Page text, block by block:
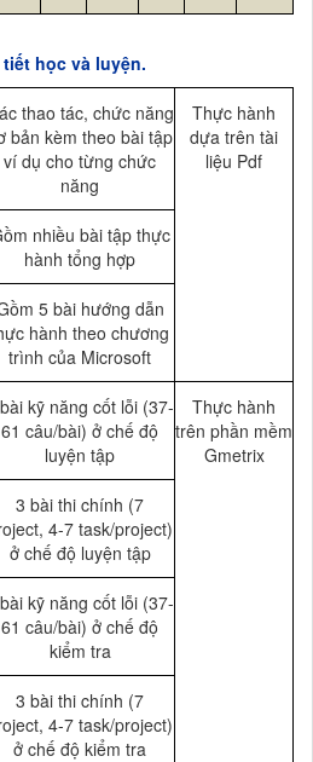
học và luyện.
thao tác, chức năng
bản kèm theo bài tập
ví dụ cho từng chức
năng
Thực hành
dựa trên tài
liệu Pdf
nhiều bài tập thực
hành tổng hợp
5 bài hướng dẫn
hành theo chương
trình của Microsoft
kỹ năng cốt lỗi (37-
61 câu/bài) ở chế độ
luyện tập
Thực hành
trên phần mềm
Gmetrix
3 bài thi chính (7
4-7 task/project)
ở chế độ luyện tập
kỹ năng cốt lỗi (37-
61 câu/bài) ở chế độ
kiểm tra
3 bài thi chính (7
4-7 task/project)
ở chế độ kiểm tra